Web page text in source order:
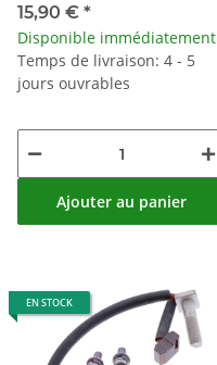
650 1970-1979 256-81611-10
15,90 € *
Disponible immédiatement
Temps de livraison: 4 - 5
jours ouvrables
Ajouter au panier
EN STOCK